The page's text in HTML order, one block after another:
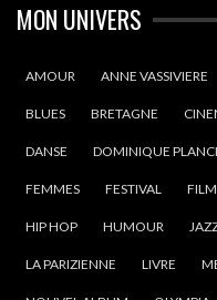
MON UNIVERS
AMOUR ANNE VASSIVIERE
BLUES BRETAGNE
DANSE DOMINIQUE
FEMMES FESTIVAL FILM
HIP HOP HUMOUR
LA PARIZIENNE LIVRE